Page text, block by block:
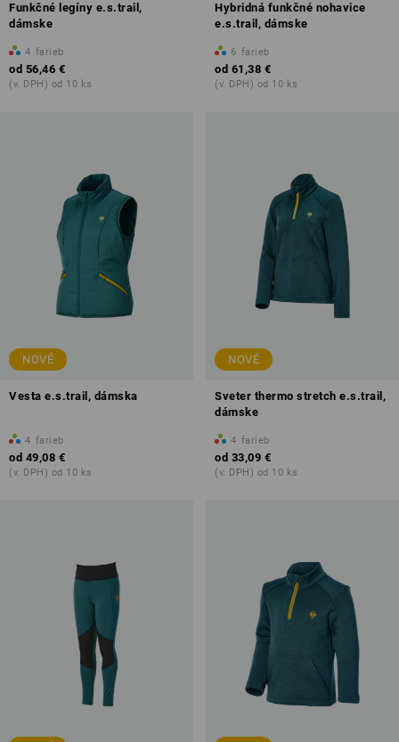
Funkčné legíny e.s.trail,
dámske
4 farieb
od 56,46 €
(v. DPH) od 10 ks
Hybridná funkčné nohavice
e.s.trail, dámske
6 farieb
od 61,38 €
(v. DPH) od 10 ks
NOVÉ
Vesta e.s.trail, dámska
4 farieb
od 49,08 €
(v. DPH) od 10 ks
NOVÉ
Sveter thermo stretch e.s.trail,
dámske
4 farieb
od 33,09 €
(v. DPH) od 10 ks